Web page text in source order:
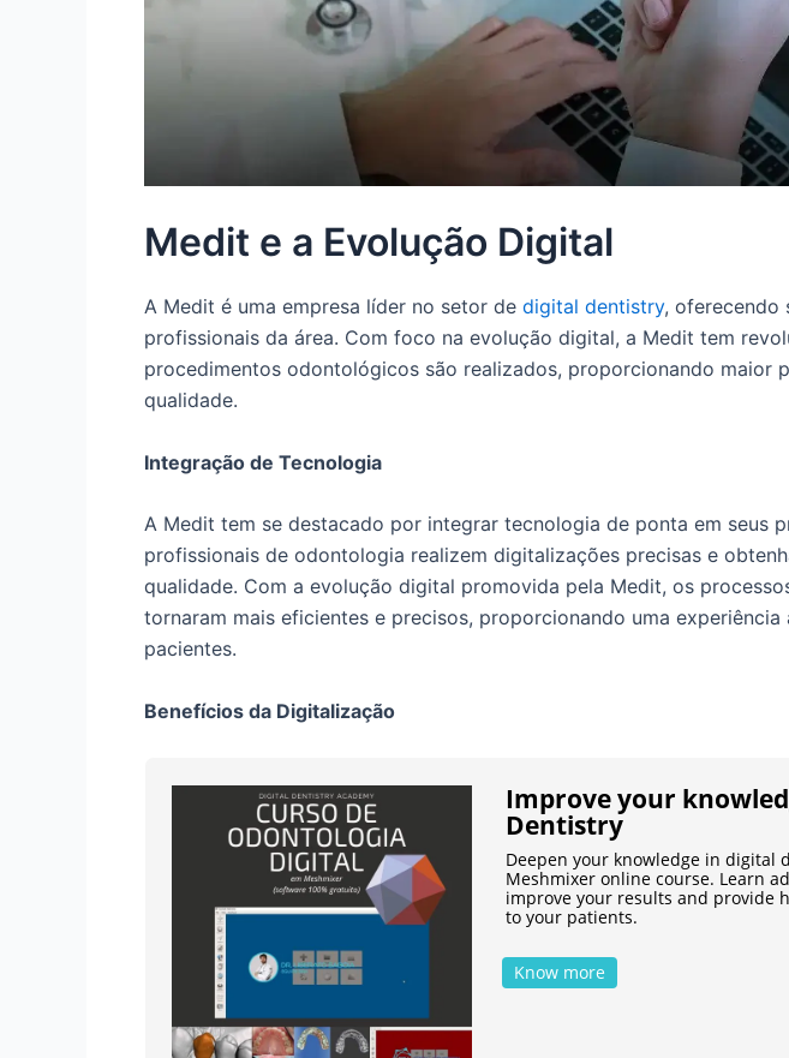
Medit e a Evolução Digital
A Medit é uma empresa líder no setor de digital dentistry, oferecendo
profissionais da área. Com foco na evolução digital, a Medit tem
procedimentos odontológicos são realizados, proporcionando maior
qualidade.
Integração de Tecnologia
A Medit tem se destacado por integrar tecnologia de ponta em seus
profissionais de odontologia realizem digitalizações precisas e
qualidade. Com a evolução digital promovida pela Medit, os
tornaram mais eficientes e precisos, proporcionando uma
pacientes.
Benefícios da Digitalização
Improve your
Dentistry
Deepen your knowledge in digital
Meshmixer online course. Learn
improve your results and provide
to your patients.
Know more